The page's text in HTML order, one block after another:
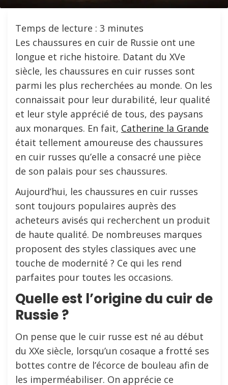
Temps de lecture : 3 minutes
Les chaussures en cuir de Russie ont une
longue et riche histoire. Datant du XVe
siècle, les chaussures en cuir russes sont
parmi les plus recherchées au monde. On les
connaissait pour leur durabilité, leur qualité
et leur style apprécié de tous, des paysans
aux monarques. En fait, Catherine la Grande
était tellement amoureuse des chaussures
en cuir russes qu’elle a consacré une pièce
de son palais pour ses chaussures.
Aujourd’hui, les chaussures en cuir russes
sont toujours populaires auprès des
acheteurs avisés qui recherchent un produit
de haute qualité. De nombreuses marques
proposent des styles classiques avec une
touche de modernité ? Ce qui les rend
parfaites pour toutes les occasions.
Quelle est l’origine du cuir de
Russie ?
On pense que le cuir russe est né au début
du XXe siècle, lorsqu’un cosaque a frotté ses
bottes contre de l’écorce de bouleau afin de
les imperméabiliser. On apprécie ce